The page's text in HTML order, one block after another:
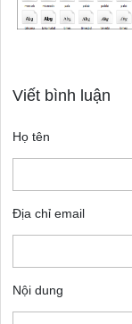
Viết bình luận
Họ tên
Địa chỉ email
Nội dung